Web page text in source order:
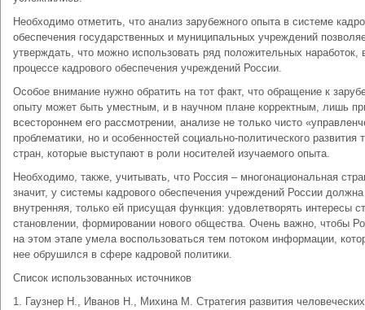
Необходимо отметить, что анализ зарубежного опыта в системе
обеспечения государственных и муниципальных учреждений
утверждать, что можно использовать ряд положительных наработок,
процессе кадрового обеспечения учреждений России.
Особое внимание нужно обратить на тот факт, что обращение к
опыту может быть уместным, и в научном плане корректным, лишь
всестороннем его рассмотрении, анализе не только чисто
проблематики, но и особенностей социально-политического развития
стран, которые выступают в роли носителей изучаемого опыта.
Необходимо, также, учитывать, что Россия – многонациональная
значит, у системы кадрового обеспечения учреждений России
внутренняя, только ей присущая функция: удовлетворять интересы
становлении, формировании нового общества. Очень важно, чтобы
на этом этапе умела воспользоваться тем потоком информации,
нее обрушился в сфере кадровой политики.
Список использованных источников
1. Гаузнер Н., Иванов Н., Михина М. Стратегия развития человеческих